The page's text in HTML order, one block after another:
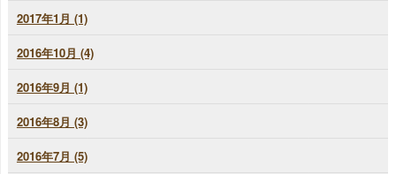
2017年1月 (1)
2016年10月 (4)
2016年9月 (1)
2016年8月 (3)
2016年7月 (5)